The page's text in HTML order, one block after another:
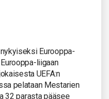
Eurooppa-
liigaan
UEFA:n
pelataan Mestarien
32 parasta pääsee